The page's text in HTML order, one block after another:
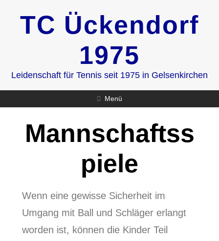
TC Ückendorf
1975
Leidenschaft für Tennis seit 1975 in Gelsenkirchen
Menü
Mannschaftss
piele
Wenn eine gewisse Sicherheit im
Umgang mit Ball und Schläger erlangt
worden ist, können die Kinder Teil